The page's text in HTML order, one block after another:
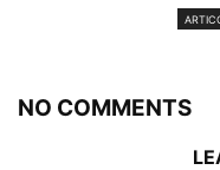
NO COMMENTS